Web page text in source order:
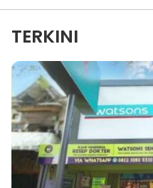
TERKINI